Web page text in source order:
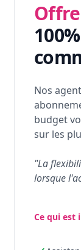
Nos
budget
sur les
"La
lorsque
Ce qui est